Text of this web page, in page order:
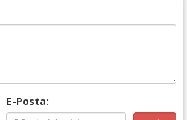
E-Posta: